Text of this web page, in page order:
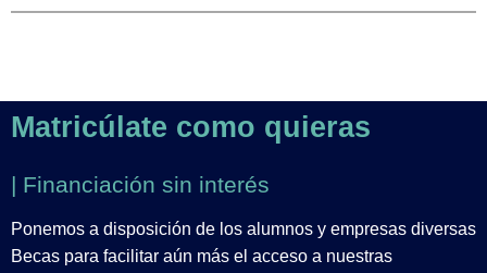
Matricúlate como quieras
| Financiación sin interés
Ponemos a disposición de los alumnos y empresas diversas
Becas para facilitar aún más el acceso a nuestras